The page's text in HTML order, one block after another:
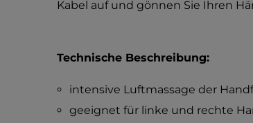
Kabel auf und gönnen Sie Ihren
Technische Beschreibung:
intensive Luftmassage der
geeignet für linke und rechte